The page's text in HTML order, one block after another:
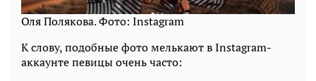
Оля Полякова. Фото: Instagram
К слову, подобные фото мелькают в Instagram-
аккаунте певицы очень часто: